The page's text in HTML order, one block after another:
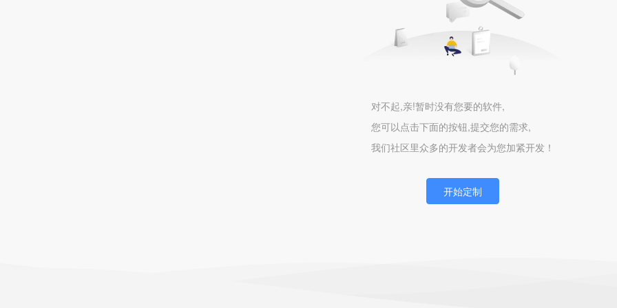
对不起,亲!暂时没有您要的软件,
您可以点击下面的按钮,提交您的需求,
我们社区里众多的开发者会为您加紧开发！
开始定制